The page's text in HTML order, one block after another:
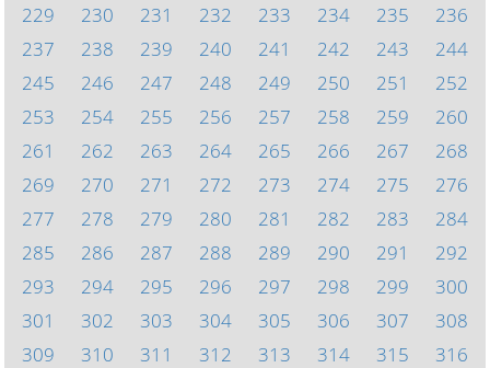
229
230 231 232 233 234 235
236
237
238 239 240 241 242 243
244
245
246 247 248 249 250 251
252
253
254 255 256 257 258 259
260
261
262 263 264 265 266 267
268
269
270 271 272 273 274 275
276
277
278 279 280 281 282 283
284
285
286 287 288 289 290 291
292
293
294 295 296 297 298 299
300
301
302 303 304 305 306 307
308
309
310 311 312 313 314 315
316